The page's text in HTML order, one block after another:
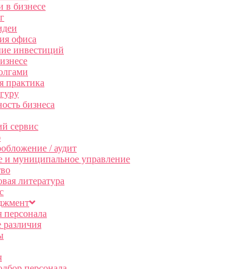
в бизнесе
офиса
инвестиций
практика
бизнеса
сервис
/ аудит
и муниципальное управление
литература
персонала
различия